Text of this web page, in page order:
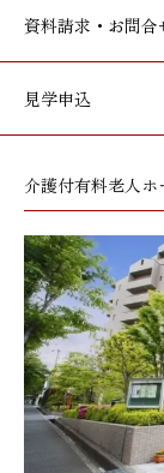
資料請求・お問合
見学申込
介護付有料老人ホ